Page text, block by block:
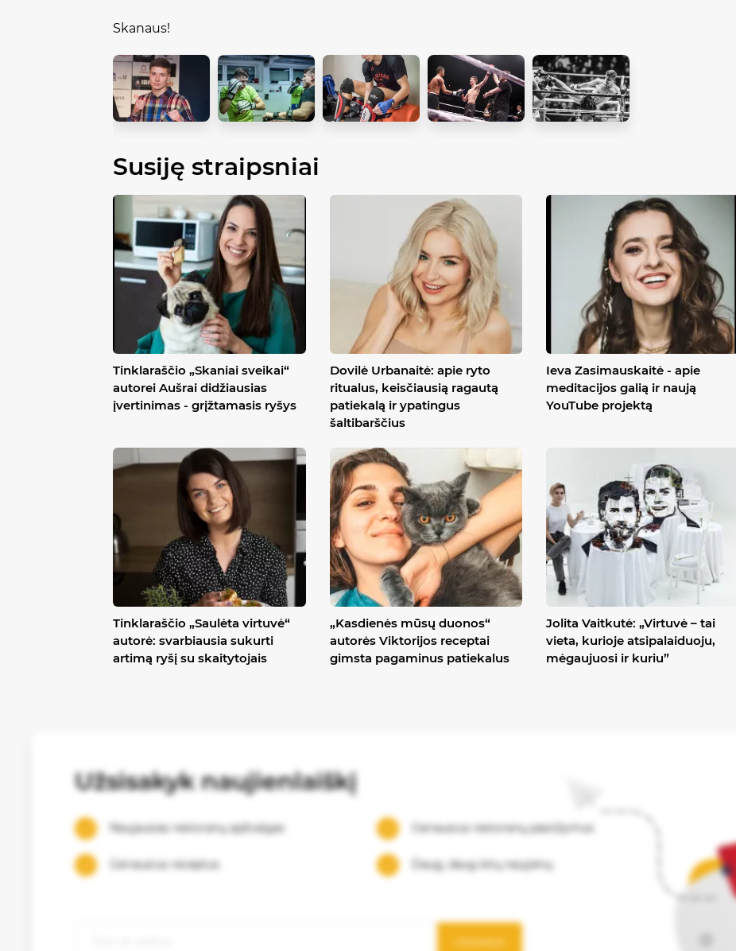
Skanaus!
Susiję straipsniai
Tinklaraščio „Skaniai sveikai“
autorei Aušrai didžiausias
įvertinimas - grįžtamasis ryšys
Dovilė Urbanaitė: apie ryto
ritualus, keisčiausią ragautą
patiekalą ir ypatingus
šaltibarščius
Ieva Zasimauskaitė - apie
meditacijos galią ir naują
YouTube projektą
Tinklaraščio „Saulėta virtuvė“
autorė: svarbiausia sukurti
artimą ryšį su skaitytojais
„Kasdienės mūsų duonos“
autorės Viktorijos receptai
gimsta pagaminus patiekalus
Jolita Vaitkutė: „Virtuvė – tai
vieta, kurioje atsipalaiduoju,
mėgaujuosi ir kuriu”
Užsisakyk naujienlaiškį
Naujausias restoranų apžvalgas Geriausius restoranų pasiūlymus
Geriausius receptus Daug, daug kitų naujienų
Užsisakyti